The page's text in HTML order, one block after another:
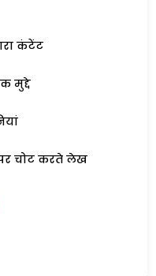
कंटेंट
मुद्दे
चोट करते लेख